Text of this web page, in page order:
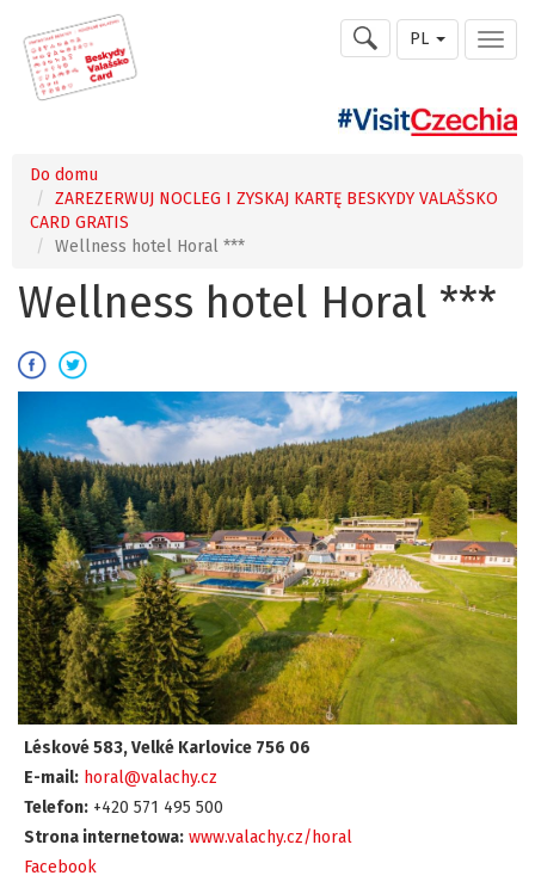
PL
Do domu
ZAREZERWUJ NOCLEG I ZYSKAJ KARTĘ BESKYDY VALAŠSKO
CARD GRATIS
Wellness hotel Horal ***
Wellness hotel Horal ***
Léskové 583, Velké Karlovice 756 06
E-mail: horal@valachy.cz
Telefon: +420 571 495 500
Strona internetowa: www.valachy.cz/horal
Facebook